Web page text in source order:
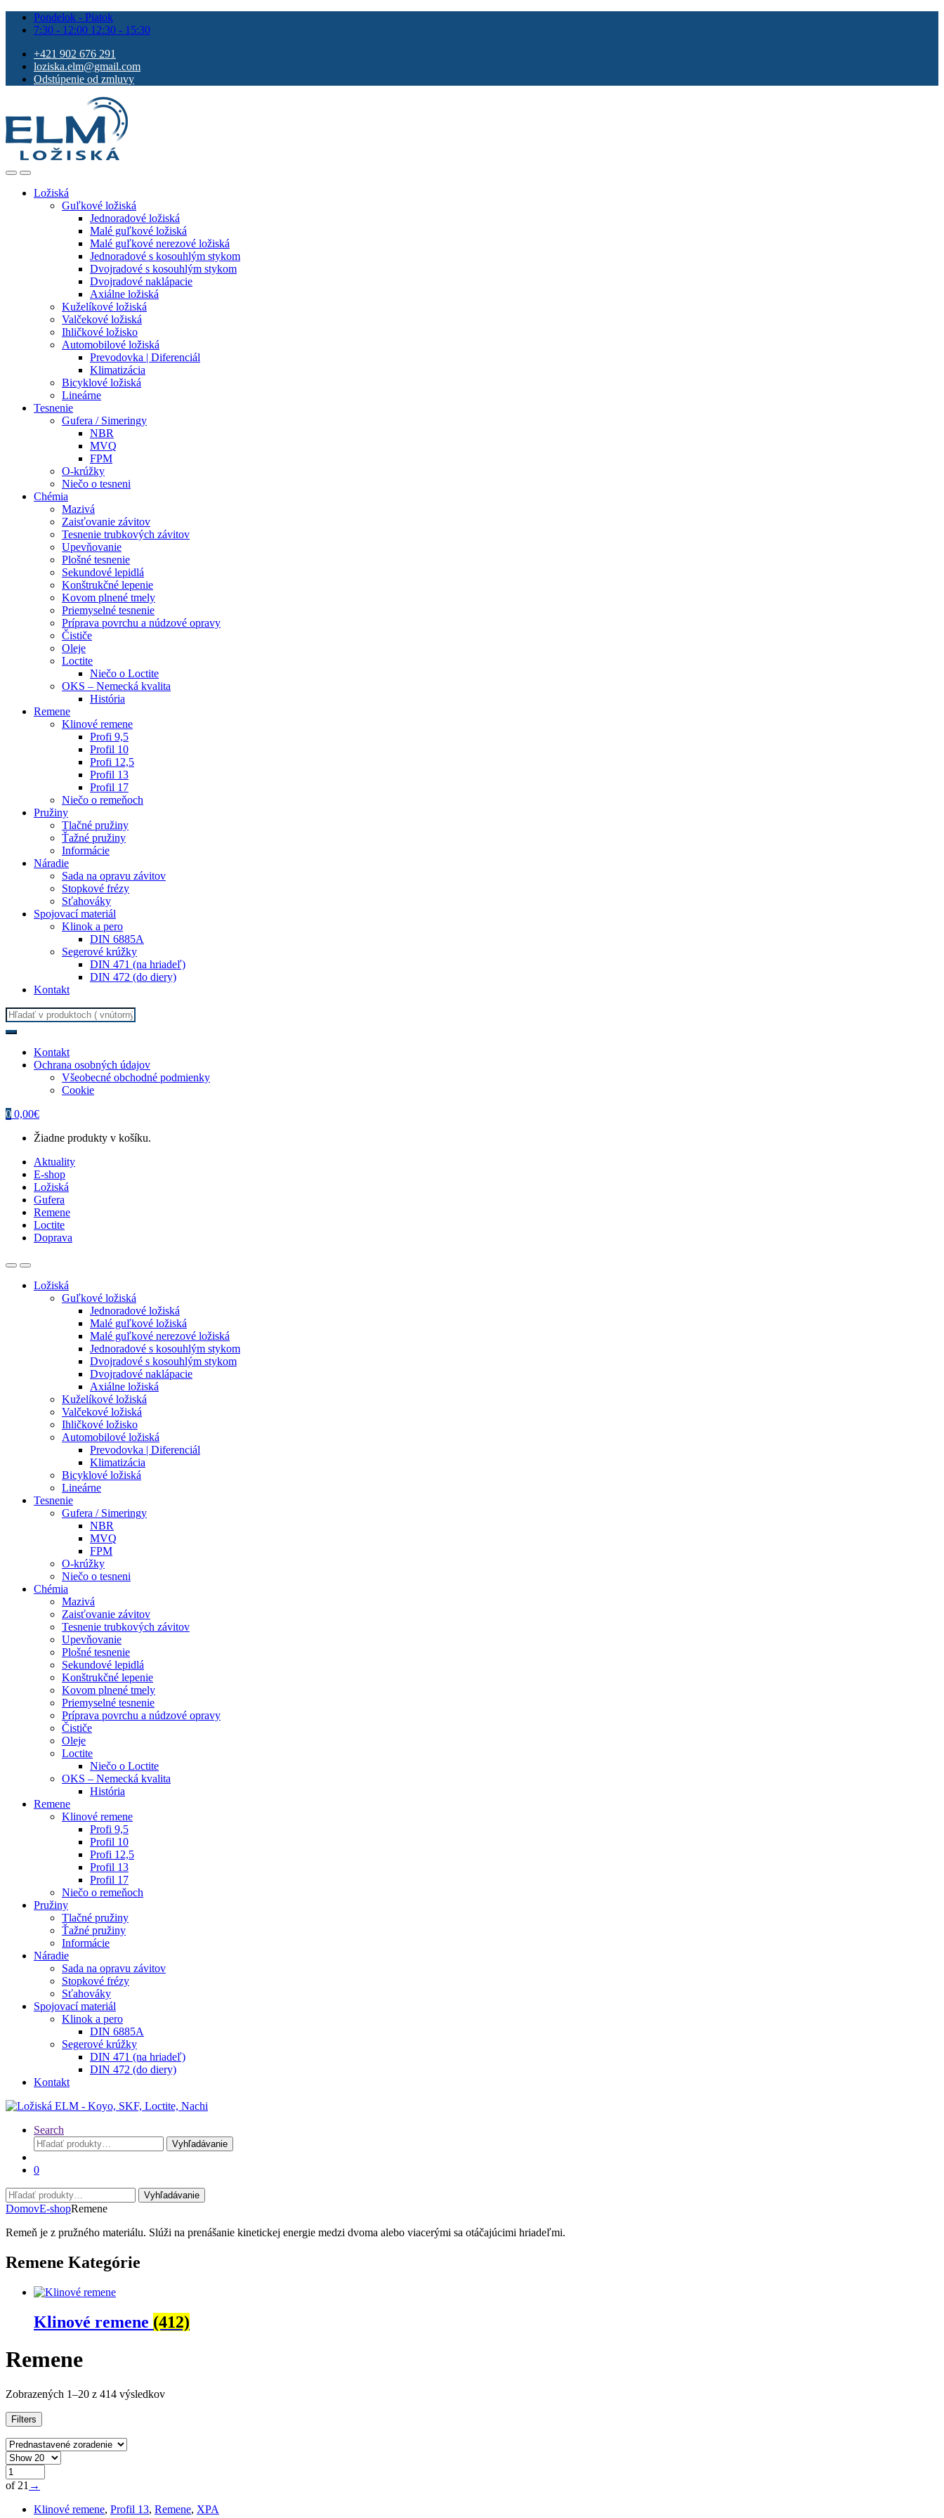
Pondelok - Piatok
7:30 - 12:00 12:30 - 15:30
+421 902 676 291
loziska.elm@gmail.com
Odstúpenie od zmluvy
Ložiská
Guľkové ložiská
Jednoradové ložiská
Malé guľkové ložiská
Malé guľkové nerezové ložiská
Jednoradové s kosouhlým stykom
Dvojradové s kosouhlým stykom
Dvojradové naklápacie
Axiálne ložiská
Kuželíkové ložiská
Valčekové ložiská
Ihličkové ložisko
Automobilové ložiská
Prevodovka | Diferenciál
Klimatizácia
Bicyklové ložiská
Lineárne
Tesnenie
Gufera / Simeringy
NBR
MVQ
FPM
O-krúžky
Niečo o tesneni
Chémia
Mazivá
Zaisťovanie závitov
Tesnenie trubkových závitov
Upevňovanie
Plošné tesnenie
Sekundové lepidlá
Konštrukčné lepenie
Kovom plnené tmely
Priemyselné tesnenie
Príprava povrchu a núdzové opravy
Čističe
Oleje
Loctite
Niečo o Loctite
OKS – Nemecká kvalita
História
Remene
Klinové remene
Profi 9,5
Profil 10
Profi 12,5
Profil 13
Profil 17
Niečo o remeňoch
Pružiny
Tlačné pružiny
Ťažné pružiny
Informácie
Náradie
Sada na opravu závitov
Stopkové frézy
Sťahováky
Spojovací materiál
Klinok a pero
DIN 6885A
Segerové krúžky
DIN 471 (na hriadeľ)
DIN 472 (do diery)
Kontakt
Search
for:
Kontakt
Ochrana osobných údajov
Všeobecné obchodné podmienky
Cookie
0 0,00€
Žiadne produkty v košíku.
Aktuality
E-shop
Ložiská
Gufera
Remene
Loctite
Doprava
Ložiská
Guľkové ložiská
Jednoradové ložiská
Malé guľkové ložiská
Malé guľkové nerezové ložiská
Jednoradové s kosouhlým stykom
Dvojradové s kosouhlým stykom
Dvojradové naklápacie
Axiálne ložiská
Kuželíkové ložiská
Valčekové ložiská
Ihličkové ložisko
Automobilové ložiská
Prevodovka | Diferenciál
Klimatizácia
Bicyklové ložiská
Lineárne
Tesnenie
Gufera / Simeringy
NBR
MVQ
FPM
O-krúžky
Niečo o tesneni
Chémia
Mazivá
Zaisťovanie závitov
Tesnenie trubkových závitov
Upevňovanie
Plošné tesnenie
Sekundové lepidlá
Konštrukčné lepenie
Kovom plnené tmely
Priemyselné tesnenie
Príprava povrchu a núdzové opravy
Čističe
Oleje
Loctite
Niečo o Loctite
OKS – Nemecká kvalita
História
Remene
Klinové remene
Profi 9,5
Profil 10
Profi 12,5
Profil 13
Profil 17
Niečo o remeňoch
Pružiny
Tlačné pružiny
Ťažné pružiny
Informácie
Náradie
Sada na opravu závitov
Stopkové frézy
Sťahováky
Spojovací materiál
Klinok a pero
DIN 6885A
Segerové krúžky
DIN 471 (na hriadeľ)
DIN 472 (do diery)
Kontakt
Search
Hľadať:
Vyhľadávanie
0
Hľadať:
Vyhľadávanie
DomovE-shopRemene
Remeň je z pružného materiálu. Slúži na prenášanie kinetickej energie medzi dvoma alebo viacerými sa otáčajúcimi hriadeľmi.
Remene Kategórie
Klinové remene (412)
Remene
Zobrazených 1–20 z 414 výsledkov
Filters
of 21 →
Klinové remene, Profil 13, Remene, XPA